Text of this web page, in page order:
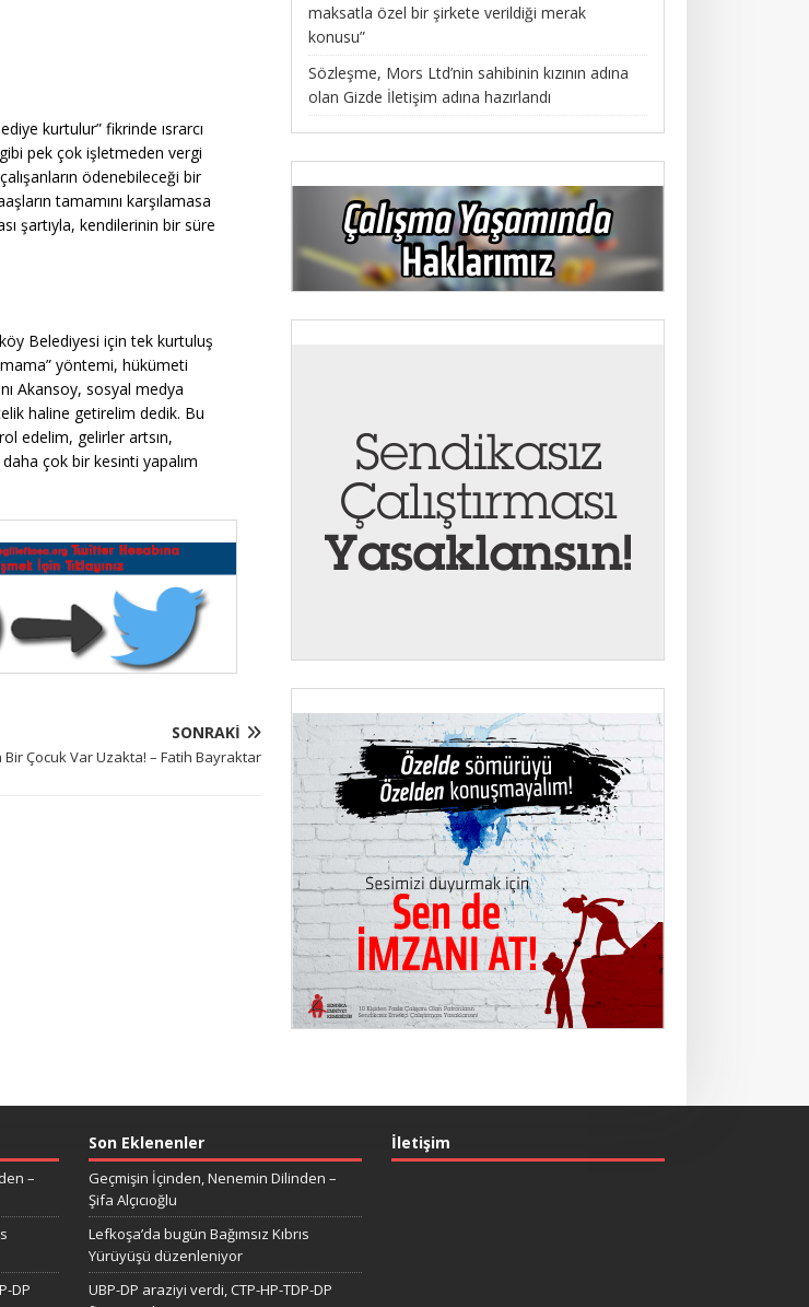
kurtulur” fikrinde ısrarcı
pek çok işletmeden vergi
ödenebileceği bir
tamamını karşılamasa
şartıyla, kendilerinin bir süre
Belediyesi için tek kurtuluş
yöntemi, hükümeti
Akansoy, sosyal medya
haline getirelim dedik. Bu
edelim, gelirler artsın,
çok bir kesinti yapalım
SONRAKI
Bir Çocuk Var Uzakta! – Fatih Bayraktar
maksatla özel bir şirkete verildiği merak
konusu”
Sözleşme, Mors Ltd’nin sahibinin kızının adına
olan Gizde İletişim adına hazırlandı
–
DP
Son Eklenenler
Geçmişin İçinden, Nenemin Dilinden –
Şifa Alçıcıoğlu
Lefkoşa’da bugün Bağımsız Kıbrıs
Yürüyüşü düzenleniyor
UBP-DP araziyi verdi, CTP-HP-TDP-DP
İletişim